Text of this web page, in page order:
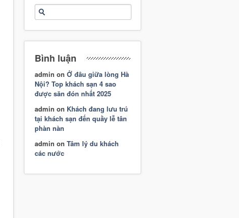
Bình luận
admin on Ở đâu giữa lòng Hà
Nội? Top khách sạn 4 sao
được săn đón nhất 2025
admin on Khách đang lưu trú
tại khách sạn đến quầy lễ tân
phàn nàn
admin on Tâm lý du khách
các nước